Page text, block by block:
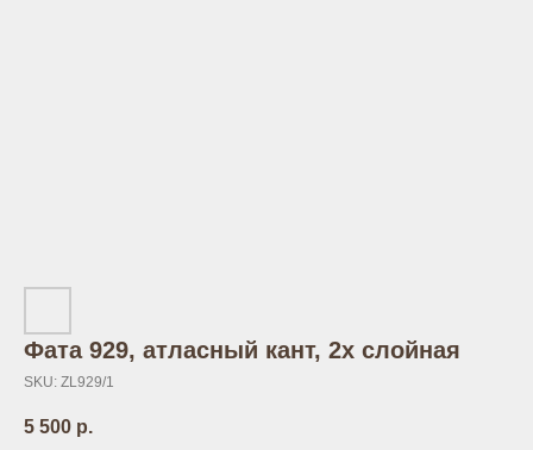
Фата 929, атласный кант, 2х слойная
SKU: ZL929/1
5 500 р.